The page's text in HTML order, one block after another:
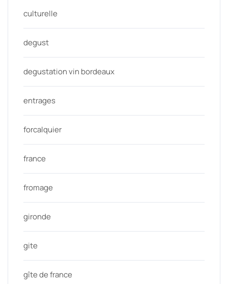
culturelle
degust
degustation vin bordeaux
entrages
forcalquier
france
fromage
gironde
gite
gîte de france